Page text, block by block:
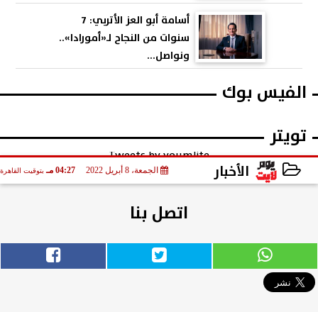
أسامة أبو العز الأتربي: 7
سنوات من النجاح لـ«أمورادا»..
ونواصل...
الفيس بوك
تويتر
Tweets by youmlite
الأخبار الجمعة، 8 أبريل 2022 04:27 مـ بتوقيت القاهرة
اتصل بنا